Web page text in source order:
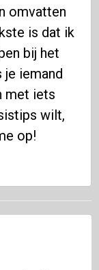
omvatten
is dat ik
bij het
je iemand
met iets
wilt,
op!